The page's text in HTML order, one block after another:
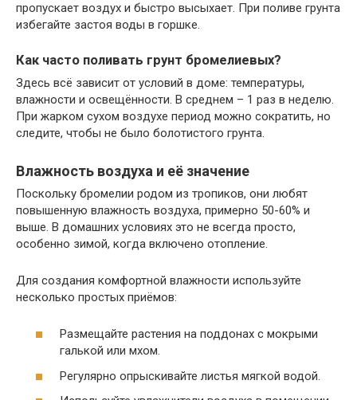
пропускает воздух и быстро высыхает. При поливе грунта
избегайте застоя воды в горшке.
Как часто поливать грунт бромелиевых?
Здесь всё зависит от условий в доме: температуры,
влажности и освещённости. В среднем – 1 раз в неделю.
При жарком сухом воздухе период можно сократить, но
следите, чтобы не было болотистого грунта.
Влажность воздуха и её значение
Поскольку бромелии родом из тропиков, они любят
повышенную влажность воздуха, примерно 50-60% и
выше. В домашних условиях это не всегда просто,
особенно зимой, когда включено отопление.
Для создания комфортной влажности используйте
несколько простых приёмов:
Размещайте растения на поддонах с мокрыми
галькой или мхом.
Регулярно опрыскивайте листья мягкой водой.